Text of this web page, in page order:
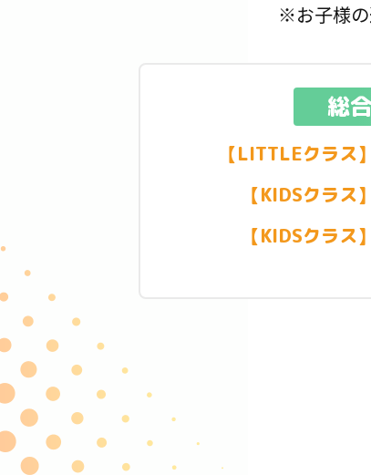
※お子様の
総
【LITTLEクラス】
【KIDSクラス】
【KIDSクラス】